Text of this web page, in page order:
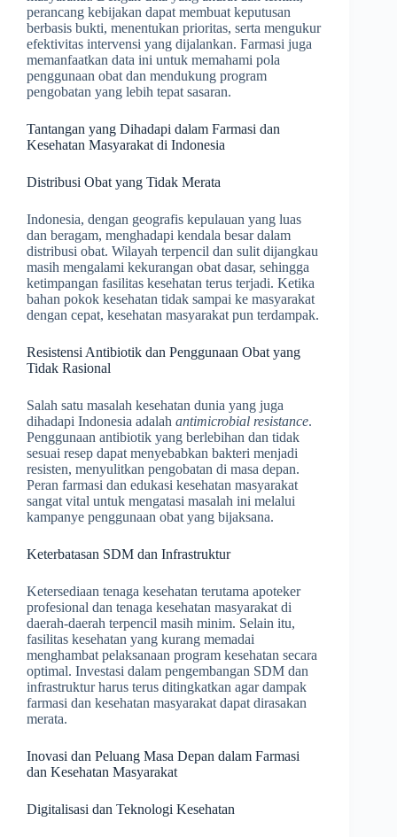
perancang kebijakan dapat membuat keputusan
berbasis bukti, menentukan prioritas, serta mengukur
efektivitas intervensi yang dijalankan. Farmasi juga
memanfaatkan data ini untuk memahami pola
penggunaan obat dan mendukung program
pengobatan yang lebih tepat sasaran.
Tantangan yang Dihadapi dalam Farmasi dan
Kesehatan Masyarakat di Indonesia
Distribusi Obat yang Tidak Merata
Indonesia, dengan geografis kepulauan yang luas
dan beragam, menghadapi kendala besar dalam
distribusi obat. Wilayah terpencil dan sulit dijangkau
masih mengalami kekurangan obat dasar, sehingga
ketimpangan fasilitas kesehatan terus terjadi. Ketika
bahan pokok kesehatan tidak sampai ke masyarakat
dengan cepat, kesehatan masyarakat pun terdampak.
Resistensi Antibiotik dan Penggunaan Obat yang
Tidak Rasional
Salah satu masalah kesehatan dunia yang juga
dihadapi Indonesia adalah antimicrobial resistance.
Penggunaan antibiotik yang berlebihan dan tidak
sesuai resep dapat menyebabkan bakteri menjadi
resisten, menyulitkan pengobatan di masa depan.
Peran farmasi dan edukasi kesehatan masyarakat
sangat vital untuk mengatasi masalah ini melalui
kampanye penggunaan obat yang bijaksana.
Keterbatasan SDM dan Infrastruktur
Ketersediaan tenaga kesehatan terutama apoteker
profesional dan tenaga kesehatan masyarakat di
daerah-daerah terpencil masih minim. Selain itu,
fasilitas kesehatan yang kurang memadai
menghambat pelaksanaan program kesehatan secara
optimal. Investasi dalam pengembangan SDM dan
infrastruktur harus terus ditingkatkan agar dampak
farmasi dan kesehatan masyarakat dapat dirasakan
merata.
Inovasi dan Peluang Masa Depan dalam Farmasi
dan Kesehatan Masyarakat
Digitalisasi dan Teknologi Kesehatan